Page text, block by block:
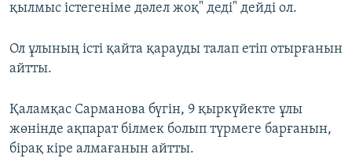
қылмыс істегеніме дәлел жоқ" деді" дейді ол.
Ол ұлының істі қайта қарауды талап етіп отырғанын
айтты.
Қаламқас Сарманова бүгін, 9 қыркүйекте ұлы
жөнінде ақпарат білмек болып түрмеге барғанын,
бірақ кіре алмағанын айтты.